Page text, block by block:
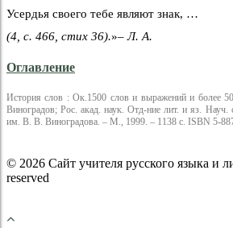
Усердья своего тебе являют знак, …
(4, с. 466, стих 36).»– Л. А.
Оглавление
История слов : Ок.1500 слов и выражений и более
Виноградов; Рос. акад. наук. Отд-ние лит. и яз. Науч.
им. В. В. Виноградова. – М., 1999. – 1138 с. ISBN 5-
© 2026 Сайт учителя русского языка и
reserved